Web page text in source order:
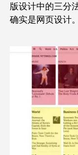
版设计中的三分
确实是网页设计。